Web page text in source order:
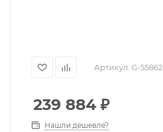
Артикул: G-55862
239 884 ₽
Нашли дешевле?